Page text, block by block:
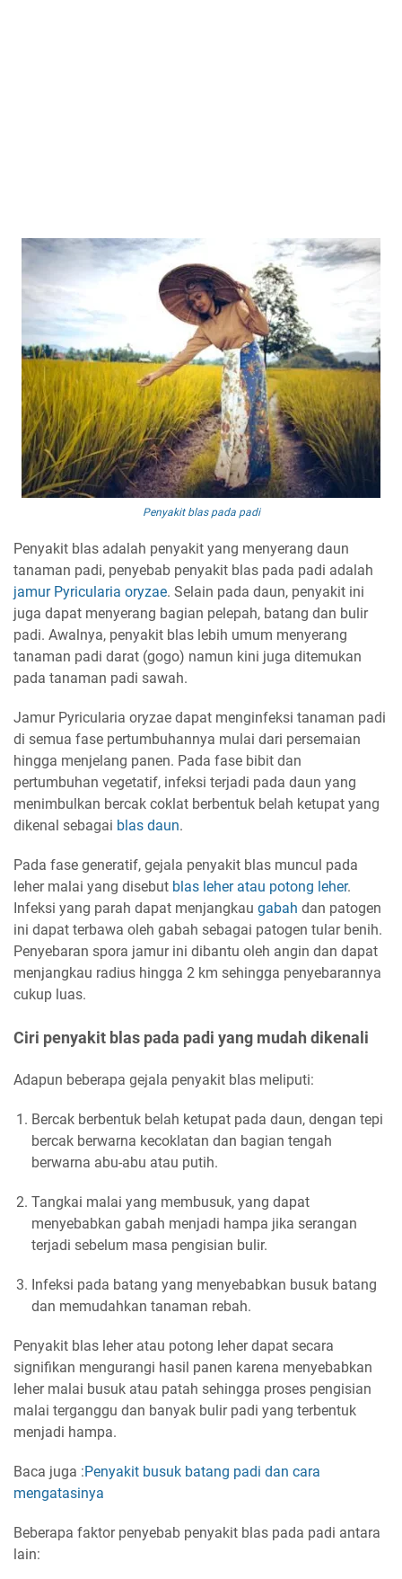
Penyakit blas pada padi
Penyakit blas adalah penyakit yang menyerang daun
tanaman padi, penyebab penyakit blas pada padi adalah
jamur Pyricularia oryzae. Selain pada daun, penyakit ini
juga dapat menyerang bagian pelepah, batang dan bulir
padi. Awalnya, penyakit blas lebih umum menyerang
tanaman padi darat (gogo) namun kini juga ditemukan
pada tanaman padi sawah.
Jamur Pyricularia oryzae dapat menginfeksi tanaman padi
di semua fase pertumbuhannya mulai dari persemaian
hingga menjelang panen. Pada fase bibit dan
pertumbuhan vegetatif, infeksi terjadi pada daun yang
menimbulkan bercak coklat berbentuk belah ketupat yang
dikenal sebagai blas daun.
Pada fase generatif, gejala penyakit blas muncul pada
leher malai yang disebut blas leher atau potong leher.
Infeksi yang parah dapat menjangkau gabah dan patogen
ini dapat terbawa oleh gabah sebagai patogen tular benih.
Penyebaran spora jamur ini dibantu oleh angin dan dapat
menjangkau radius hingga 2 km sehingga penyebarannya
cukup luas.
Ciri penyakit blas pada padi yang mudah dikenali
Adapun beberapa gejala penyakit blas meliputi:
Bercak berbentuk belah ketupat pada daun, dengan tepi
bercak berwarna kecoklatan dan bagian tengah
berwarna abu-abu atau putih.
Tangkai malai yang membusuk, yang dapat
menyebabkan gabah menjadi hampa jika serangan
terjadi sebelum masa pengisian bulir.
Infeksi pada batang yang menyebabkan busuk batang
dan memudahkan tanaman rebah.
Penyakit blas leher atau potong leher dapat secara
signifikan mengurangi hasil panen karena menyebabkan
leher malai busuk atau patah sehingga proses pengisian
malai terganggu dan banyak bulir padi yang terbentuk
menjadi hampa.
Baca juga :Penyakit busuk batang padi dan cara
mengatasinya
Beberapa faktor penyebab penyakit blas pada padi antara
lain: